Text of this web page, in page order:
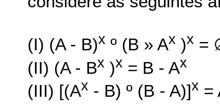
(I) (A - B)x º (B » Ax )x =
(II) (A - Bx )x = B - Ax
(III) [(Ax - B) º (B - A)]x =